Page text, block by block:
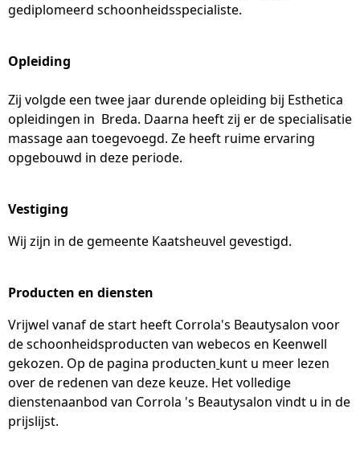
gediplomeerd schoonheidsspecialiste.
Opleiding
Zij volgde een twee jaar durende opleiding bij Esthetica
opleidingen in Breda. Daarna heeft zij er de specialisatie
massage aan toegevoegd. Ze heeft ruime ervaring
opgebouwd in deze periode.
Vestiging
Wij zijn in de gemeente Kaatsheuvel gevestigd.
Producten en diensten
Vrijwel vanaf de start heeft Corrola's Beautysalon voor
de schoonheidsproducten van webecos en Keenwell
gekozen. Op de pagina producten kunt u meer lezen
over de redenen van deze keuze. Het volledige
dienstenaanbod van Corrola 's Beautysalon vindt u in de
prijslijst.